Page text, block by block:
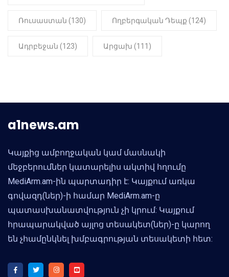
Ռուսաստան (130) Ողբերգական Դեպք (124)
Ադրբեջան (123) Արցախ (111)
a1news.am
Կայքից ամբողջական կամ մասնակի
մեջբերումներ կատարելիս ակտիվ հղումը
MediArm.am-ին պարտադիր է: Կայքում առկա
գովազդ(ներ)-ի համար MediArm.am-ը
պատասխանատվություն չի կրում: Կայքում
հրապարակված այլոց տեսակետ(ներ)-ը կարող
են չհամընկնել խմբագրության տեսակետի հետ: